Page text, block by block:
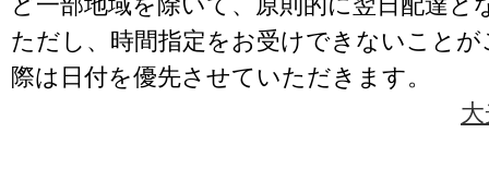
ただし、時間指定をお受けできないこと
際は日付を優先させていただきます。